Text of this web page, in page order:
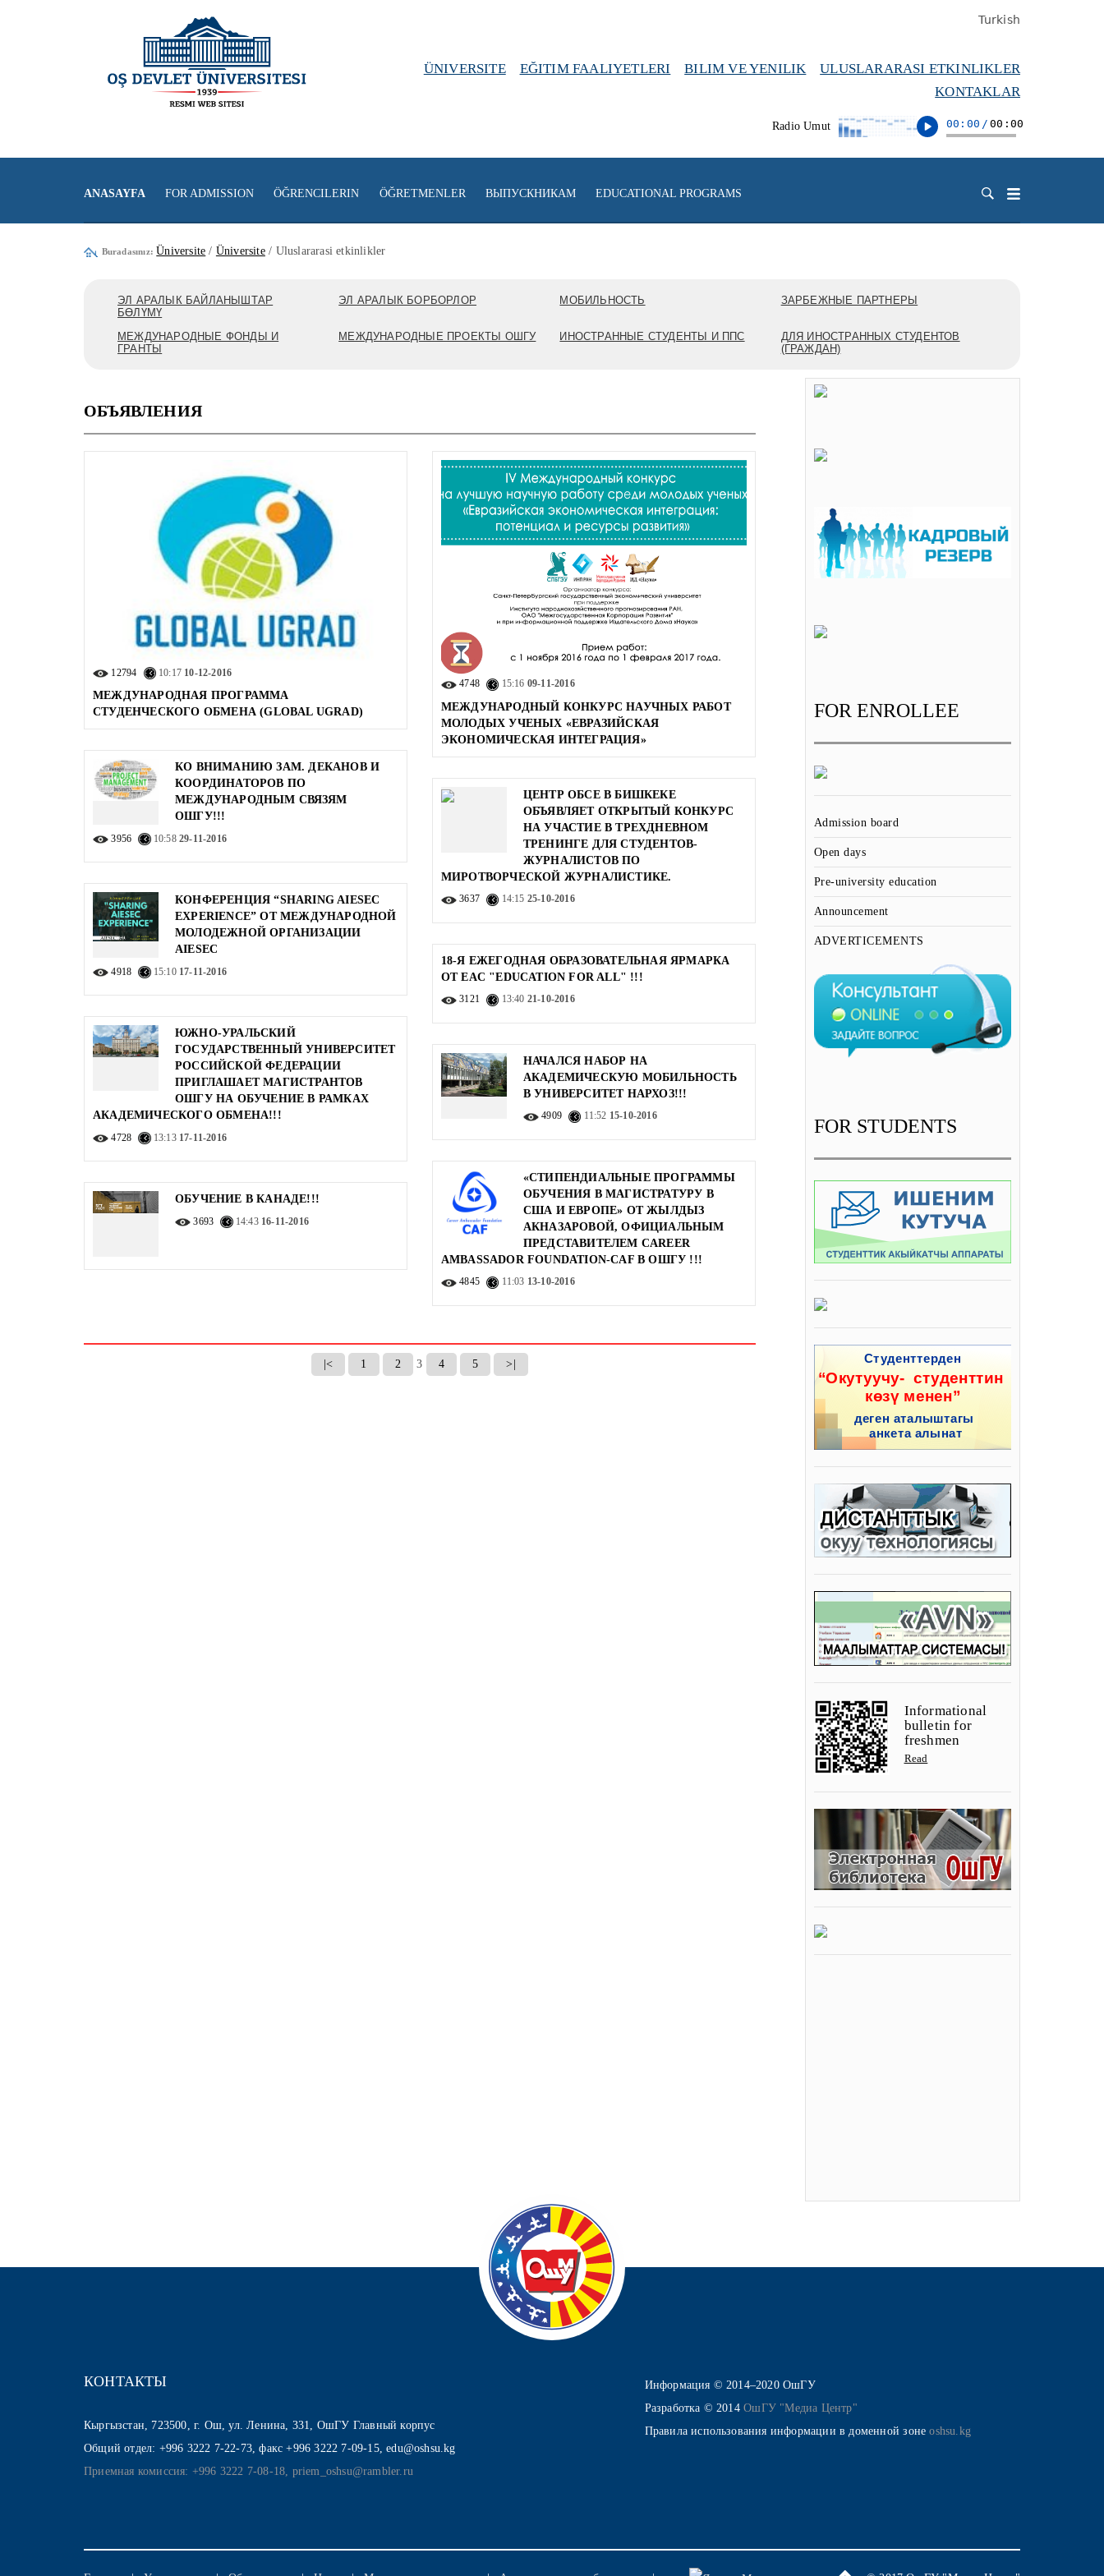
ÜNIVERSITE EĞITIM FAALIYETLERI BILIM VE YENILIK
ULUSLARARASI ETKINLIKLER
KONTAKLAR
Radio Umut 00:00 / 00:00
Turkish
ANASAYFA FOR ADMISSION ÖĞRENCILERIN ÖĞRETMENLER ВЫПУСКНИКАМ EDUCATIONAL PROGRAMS
Buradasınız: Üniversite / Üniversite/ Uluslararasi etkinlikler
ЭЛ АРАЛЫК БАЙЛАНЫШТАР
БӨЛҮМҮ
ЭЛ АРАЛЫК БОРБОРЛОР МОБИЛЬНОСТЬ ЗАРБЕЖНЫЕ ПАРТНЕРЫ
МЕЖДУНАРОДНЫЕ ФОНДЫ И
ГРАНТЫ
МЕЖДУНАРОДНЫЕ ПРОЕКТЫ ОШГУ ИНОСТРАННЫЕ СТУДЕНТЫ И ППС
ДЛЯ ИНОСТРАННЫХ СТУДЕНТОВ
(ГРАЖДАН)
ОБЪЯВЛЕНИЯ
12794 10:17 10-12-2016
МЕЖДУНАРОДНАЯ ПРОГРАММА
СТУДЕНЧЕСКОГО ОБМЕНА (GLOBAL UGRAD)
КО ВНИМАНИЮ ЗАМ. ДЕКАНОВ И
КООРДИНАТОРОВ ПО
МЕЖДУНАРОДНЫМ СВЯЗЯМ
ОШГУ!!!
3956 10:5829-11-2016
КОНФЕРЕНЦИЯ “SHARING AIESEC
EXPERIENCE” ОТ МЕЖДУНАРОДНОЙ
МОЛОДЕЖНОЙ ОРГАНИЗАЦИИ
AIESEC
4918 15:10 17-11-2016
ЮЖНО-УРАЛЬСКИЙ
ГОСУДАРСТВЕННЫЙ УНИВЕРСИТЕТ
РОССИЙСКОЙ ФЕДЕРАЦИИ
ПРИГЛАШАЕТ МАГИСТРАНТОВ
ОШГУ НА ОБУЧЕНИЕ В РАМКАХ
АКАДЕМИЧЕСКОГО ОБМЕНА!!!
4728 13:13 17-11-2016
ОБУЧЕНИЕ В КАНАДЕ!!!
3693 14:43 16-11-2016
4748 15:16 09-11-2016
МЕЖДУНАРОДНЫЙ КОНКУРС НАУЧНЫХ РАБОТ
МОЛОДЫХ УЧЕНЫХ «ЕВРАЗИЙСКАЯ
ЭКОНОМИЧЕСКАЯ ИНТЕГРАЦИЯ»
ЦЕНТР ОБСЕ В БИШКЕКЕ
ОБЪЯВЛЯЕТ ОТКРЫТЫЙ КОНКУРС
НА УЧАСТИЕ В ТРЕХДНЕВНОМ
ТРЕНИНГЕ ДЛЯ СТУДЕНТОВ-
ЖУРНАЛИСТОВ ПО
МИРОТВОРЧЕСКОЙ ЖУРНАЛИСТИКЕ.
3637 14:15 25-10-2016
18-Я ЕЖЕГОДНАЯ ОБРАЗОВАТЕЛЬНАЯ ЯРМАРКА
ОТ EAC "EDUCATION FOR ALL" !!!
3121 13:40 21-10-2016
НАЧАЛСЯ НАБОР НА
АКАДЕМИЧЕСКУЮ МОБИЛЬНОСТЬ
В УНИВЕРСИТЕТ НАРХОЗ!!!
4909 11:52 15-10-2016
«СТИПЕНДИАЛЬНЫЕ ПРОГРАММЫ
ОБУЧЕНИЯ В МАГИСТРАТУРУ В
США И ЕВРОПЕ» ОТ ЖЫЛДЫЗ
АКНАЗАРОВОЙ, ОФИЦИАЛЬНЫМ
ПРЕДСТАВИТЕЛЕМ CАREER
AMBASSADOR FOUNDATION-CAF В ОШГУ !!!
4845 11:03 13-10-2016
|< 1 2 3 4 5 >|
FOR ENROLLEE
Admission board
Open days
Pre-university education
Announcement
ADVERTICEMENTS
FOR STUDENTS
Informational
bulletin for
freshmen
Read
КОНТАКТЫ
Кыргызстан, 723500, г. Ош, ул. Ленина, 331, ОшГУ Главный корпус
Общий отдел: +996 3222 7-22-73, факс +996 3222 7-09-15, edu@oshsu.kg
Приемная комиссия: +996 3222 7-08-18, priem_oshsu@rambler.ru
Информация © 2014–2020 ОшГУ
Разработка © 2014ОшГУ "Медиа Центр"
Правила использования информации в доменной зонеoshsu.kg